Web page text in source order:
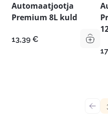
Automaatjootja
Premium 8L kuld
13,39 €
←